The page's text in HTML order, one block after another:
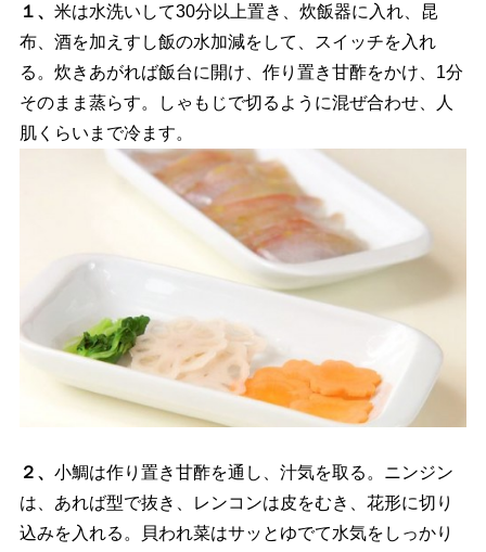
１、 米は水洗いして30分以上置き、炊飯器に入れ、昆
布、酒を加えすし飯の水加減をして、スイッチを入れ
る。炊きあがれば飯台に開け、作り置き甘酢をかけ、1分
そのまま蒸らす。しゃもじで切るように混ぜ合わせ、人
肌くらいまで冷ます。
２、 小鯛は作り置き甘酢を通し、汁気を取る。ニンジン
は、あれば型で抜き、レンコンは皮をむき、花形に切り
込みを入れる。貝われ菜はサッとゆでて水気をしっかり